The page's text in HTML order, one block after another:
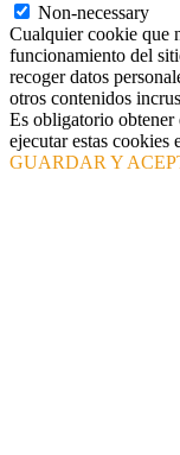
Non-necessary
Cualquier cookie que
funcionamiento del
recoger datos
otros contenidos
Es obligatorio obtener
ejecutar estas cookies
GUARDAR Y